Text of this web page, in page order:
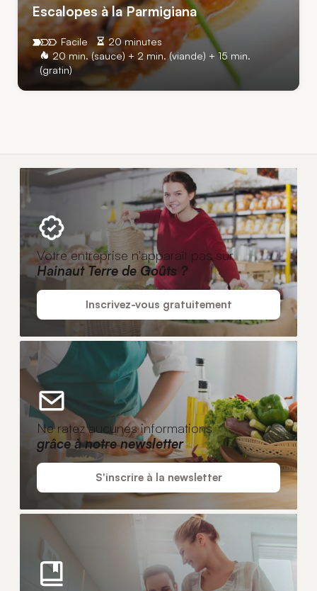
Escalopes à la Parmigiana
20 minutes
20 min. (sauce) + 2 min. (viande) + 15 min.
(gratin)
Facile
Votre entreprise n'apparaît pas sur
Hainaut Terre de Goûts ?
Inscrivez-vous gratuitement
Ne ratez aucunes informations
grâce à notre newsletter
S'inscrire à la newsletter